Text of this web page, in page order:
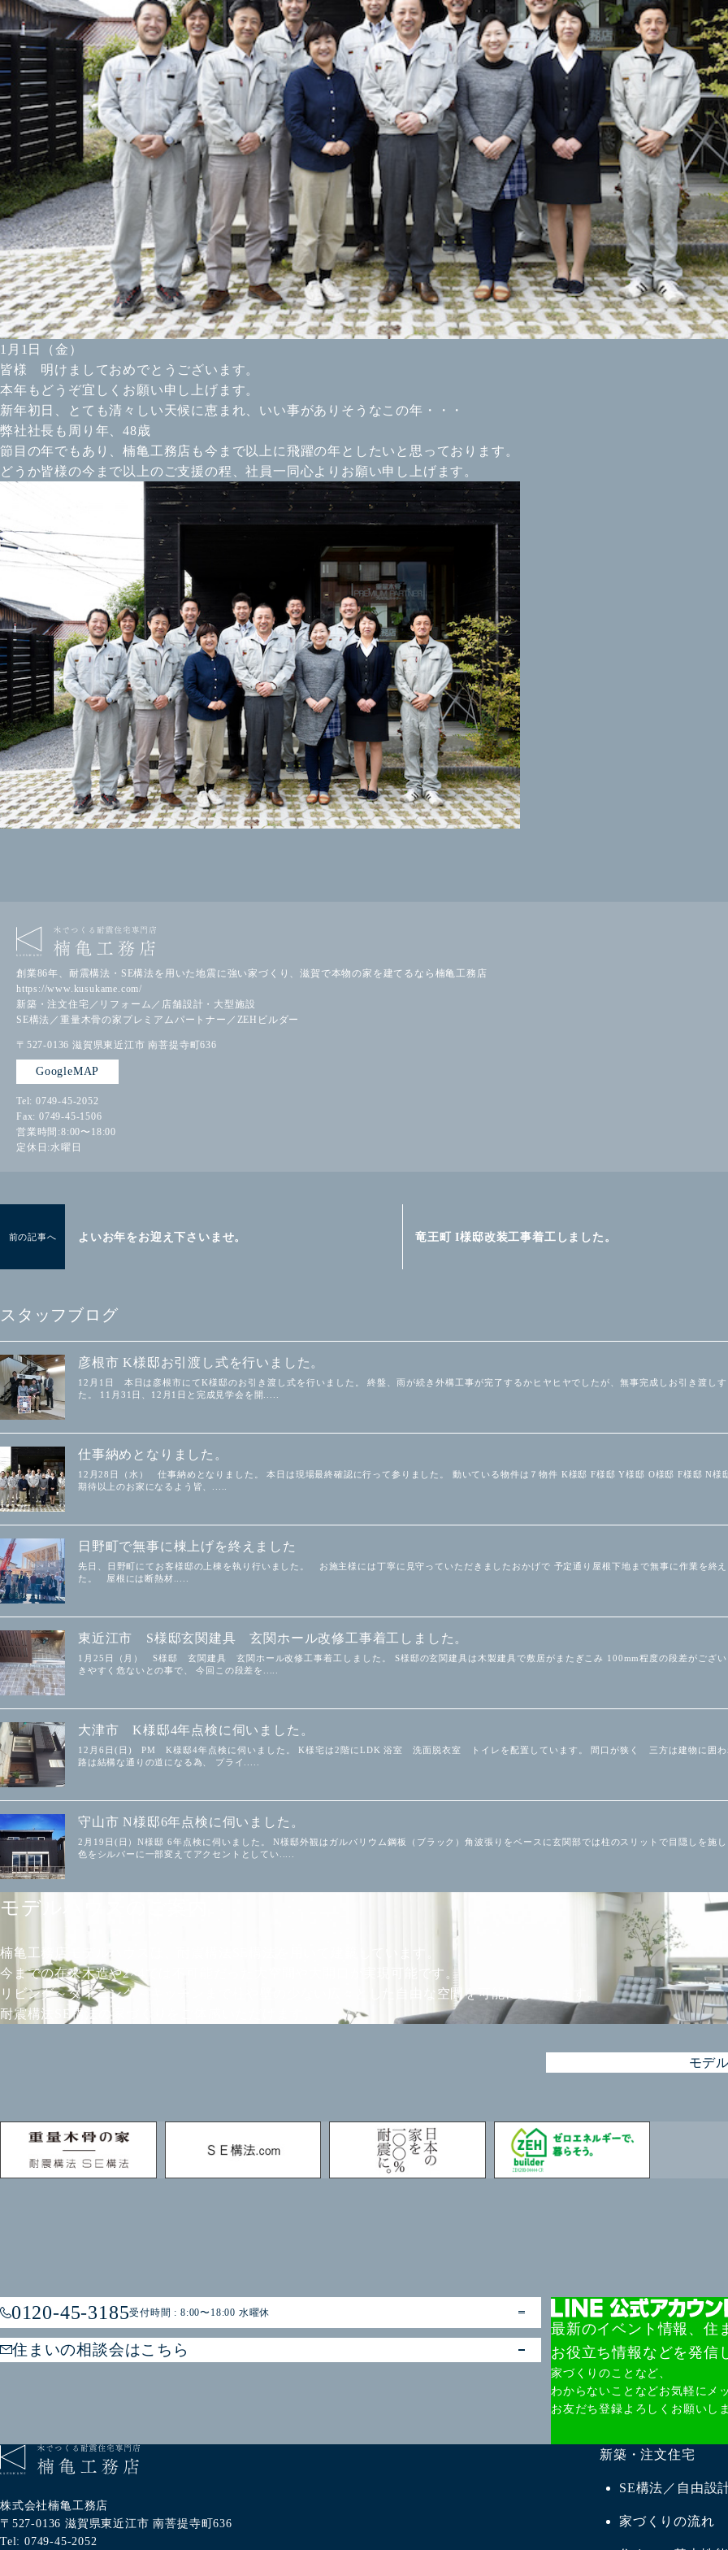
1月1日（金）
皆様 明けましておめでとうございます。
本年もどうぞ宜しくお願い申し上げます。
新年初日、とても清々しい天候に恵まれ、いい事がありそうなこの年・・・
弊社社長も周り年、48歳
節目の年でもあり、楠亀工務店も今まで以上に飛躍の年としたいと思っております。
どうか皆様の今まで以上のご支援の程、社員一同心よりお願い申し上げます。
創業86年、耐震構法・SE構法を用いた地震に強い家づくり、滋賀で本物の家を建てるなら楠亀工務店
https://www.kusukame.com/
新築・注文住宅／リフォーム／店舗設計・大型施設
SE構法／重量木骨の家プレミアムパートナー／ZEHビルダー
〒527-0136 滋賀県東近江市 南菩提寺町636
GoogleMAP
Tel: 0749-45-2052
Fax: 0749-45-1506
営業時間:8:00〜18:00
定休日:水曜日
前の記事へ よいお年をお迎え下さいませ。 竜王町 I様邸改装工事着工しました。
スタッフブログ
彦根市 K様邸お引渡し式を行いました。
12月1日 本日は彦根市にてK様邸のお引き渡し式を行いました。 終盤、雨が続き外構工事が完了するかヒヤヒヤでしたが、無事完成しお引き渡しす
た。 11月31日、12月1日と完成見学会を開.....
仕事納めとなりました。
12月28日（水） 仕事納めとなりました。 本日は現場最終確認に行って参りました。 動いている物件は７物件 K様邸 F様邸 Y様邸 O様邸 F様邸 N様
期待以上のお家になるよう皆、.....
日野町で無事に棟上げを終えました
先日、日野町にてお客様邸の上棟を執り行いました。 お施主様には丁寧に見守っていただきましたおかげで 予定通り屋根下地まで無事に作業を終え
た。 屋根には断熱材.....
東近江市 S様邸玄関建具 玄関ホール改修工事着工しました。
1月25日（月） S様邸 玄関建具 玄関ホール改修工事着工しました。 S様邸の玄関建具は木製建具で敷居がまたぎこみ 100mm程度の段差がござい
きやすく危ないとの事で、 今回この段差を.....
大津市 K様邸4年点検に伺いました。
12月6日(日) PM K様邸4年点検に伺いました。 K様宅は2階にLDK 浴室 洗面脱衣室 トイレを配置しています。 間口が狭く 三方は建物に囲わ
路は結構な通りの道になる為、 プライ.....
守山市 N様邸6年点検に伺いました。
2月19日(日）N様邸 6年点検に伺いました。 N様邸外観はガルバリウム鋼板（ブラック）角波張りをベースに玄関部では柱のスリットで目隠しを施
色をシルバーに一部変えてアクセントとしてい.....
モデルハウスのご案内
楠亀工務店モデルハウスは、耐震構法SE構法を用いて建築しています。
今までの在来木造や2×4では不可能だった大空間や大開口が実現可能です。
リビング～ダイニング～キッチンまで柱や壁の少ない広々とした自由な空間を可能にしています。
耐震構法SE構法の家づくりをご体感いただけます。
モデ
0120-45-3185受付時間 : 8:00〜18:00 水曜休
住まいの相談会はこちら
最新のイベント情報、住
お役立ち情報などを発信
家づくりのことなど、
わからないことなどお気軽にメ
お友だち登録よろしくお願いし
株式会社楠亀工務店
〒527-0136 滋賀県東近江市 南菩提寺町636
Tel: 0749-45-2052
新築・注文住宅
SE構法／自由設
家づくりの流れ